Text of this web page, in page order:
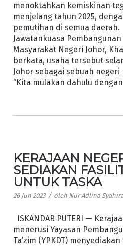
menoktahkan kemiskinan
menjelang tahun 2025,
pemutihan di semua
Jawatankuasa
Masyarakat Negeri Johor,
berkata, usaha tersebut
Johor sebagai sebuah
“Kita mulakan dahulu
KERAJAAN
SEDIAKAN
UNTUK TASKA
26 Jun 2023 / oleh Nur Adlina
ISKANDAR PUTERI —
menerusi Yayasan
Ta’zim (YPKDT)